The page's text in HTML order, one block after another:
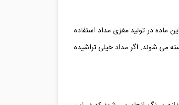
در تولید مغزی مداد استفاده
می شوند. اگر مداد خیلی تراشیده